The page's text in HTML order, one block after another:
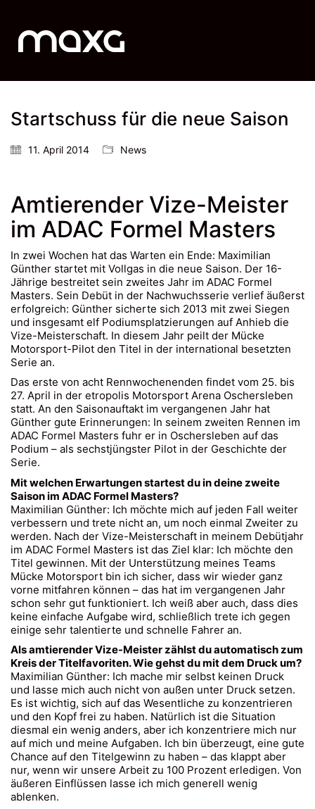
Startschuss für die neue Saison
11. April 2014 News
Amtierender Vize-Meister
im ADAC Formel Masters
In zwei Wochen hat das Warten ein Ende: Maximilian
Günther startet mit Vollgas in die neue Saison. Der 16-
Jährige bestreitet sein zweites Jahr im ADAC Formel
Masters. Sein Debüt in der Nachwuchsserie verlief äußerst
erfolgreich: Günther sicherte sich 2013 mit zwei Siegen
und insgesamt elf Podiumsplatzierungen auf Anhieb die
Vize-Meisterschaft. In diesem Jahr peilt der Mücke
Motorsport-Pilot den Titel in der international besetzten
Serie an.
Das erste von acht Rennwochenenden findet vom 25. bis
27. April in der etropolis Motorsport Arena Oschersleben
statt. An den Saisonauftakt im vergangenen Jahr hat
Günther gute Erinnerungen: In seinem zweiten Rennen im
ADAC Formel Masters fuhr er in Oschersleben auf das
Podium – als sechstjüngster Pilot in der Geschichte der
Serie.
Mit welchen Erwartungen startest du in deine zweite
Saison im ADAC Formel Masters?
Maximilian Günther: Ich möchte mich auf jeden Fall weiter
verbessern und trete nicht an, um noch einmal Zweiter zu
werden. Nach der Vize-Meisterschaft in meinem Debütjahr
im ADAC Formel Masters ist das Ziel klar: Ich möchte den
Titel gewinnen. Mit der Unterstützung meines Teams
Mücke Motorsport bin ich sicher, dass wir wieder ganz
vorne mitfahren können – das hat im vergangenen Jahr
schon sehr gut funktioniert. Ich weiß aber auch, dass dies
keine einfache Aufgabe wird, schließlich trete ich gegen
einige sehr talentierte und schnelle Fahrer an.
Als amtierender Vize-Meister zählst du automatisch zum
Kreis der Titelfavoriten. Wie gehst du mit dem Druck um?
Maximilian Günther: Ich mache mir selbst keinen Druck
und lasse mich auch nicht von außen unter Druck setzen.
Es ist wichtig, sich auf das Wesentliche zu konzentrieren
und den Kopf frei zu haben. Natürlich ist die Situation
diesmal ein wenig anders, aber ich konzentriere mich nur
auf mich und meine Aufgaben. Ich bin überzeugt, eine gute
Chance auf den Titelgewinn zu haben – das klappt aber
nur, wenn wir unsere Arbeit zu 100 Prozent erledigen. Von
äußeren Einflüssen lasse ich mich generell wenig
ablenken.